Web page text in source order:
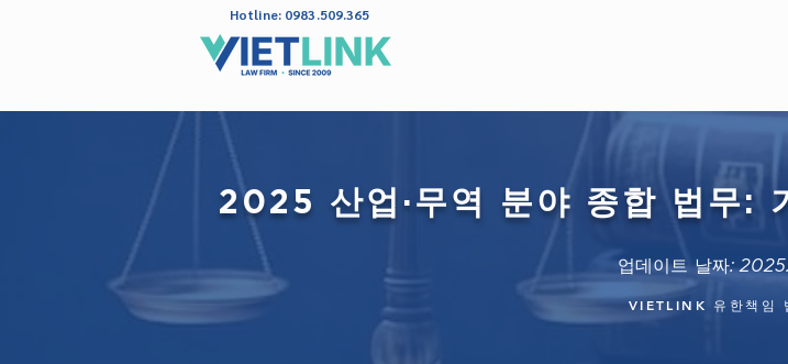
Hotline: 0983.509.365
2025 산업·무역 분야 종합 법무:
업데이트 날짜:
VIETLINK 유한책임